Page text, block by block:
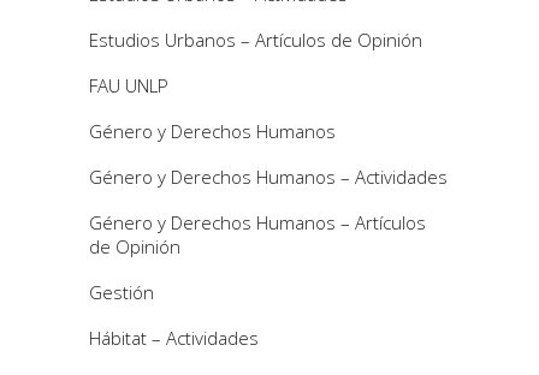
Estudios Urbanos – Artículos de Opinión
FAU UNLP
Género y Derechos Humanos
Género y Derechos Humanos – Actividades
Género y Derechos Humanos – Artículos
de Opinión
Gestión
Hábitat – Actividades